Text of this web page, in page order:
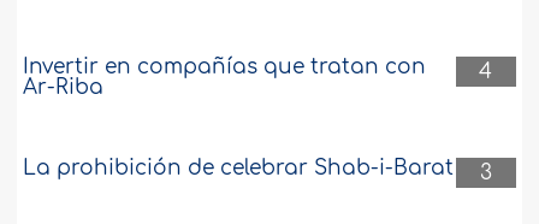
4
Invertir en compañías que tratan con
Ar-Riba
3
La prohibición de celebrar Shab-i-Barat